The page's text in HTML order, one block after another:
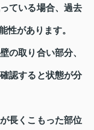
ている場合、過去
性があります。
の取り合い部分、
認すると状態が分
長くこもった部位